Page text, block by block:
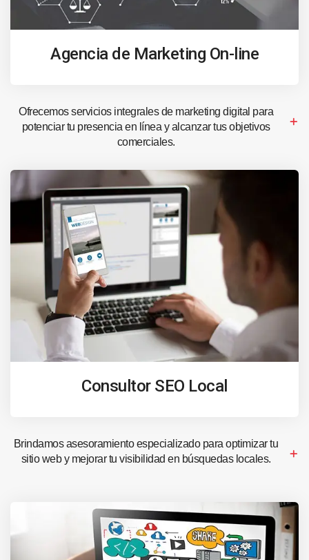
Agencia de Marketing On-line
Ofrecemos servicios integrales de marketing digital para
potenciar tu presencia en línea y alcanzar tus objetivos
comerciales.
Consultor SEO Local
Brindamos asesoramiento especializado para optimizar tu
sitio web y mejorar tu visibilidad en búsquedas locales.